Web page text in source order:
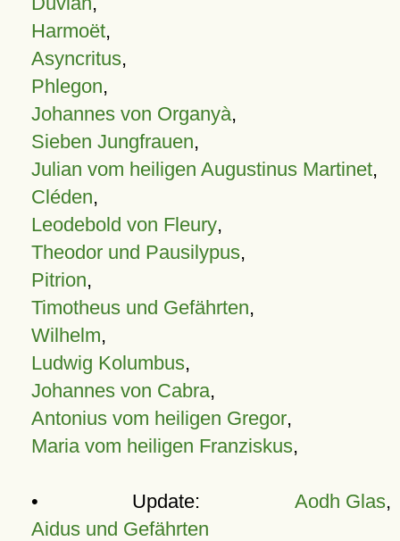
Harmoët,
Asyncritus,
Phlegon,
Johannes von Organyà,
Sieben Jungfrauen,
Julian vom heiligen Augustinus Martinet,
Cléden,
Leodebold von Fleury,
Theodor und Pausilypus,
Pitrion,
Timotheus und Gefährten,
Wilhelm,
Ludwig Kolumbus,
Johannes von Cabra,
Antonius vom heiligen Gregor,
Maria vom heiligen Franziskus,
• Update: Aodh Glas,
Aidus und Gefährten